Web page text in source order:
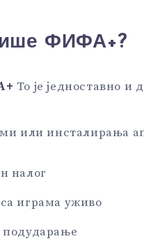
ФИФА+?
То је једноставно и
или инсталирања
налог
играма уживо
подударање